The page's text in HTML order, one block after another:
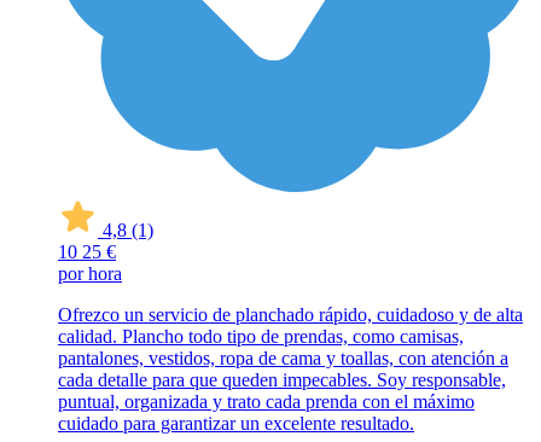
4,8 (1)
10 25 €
por hora
Ofrezco un servicio de planchado rápido, cuidadoso y de alta
calidad. Plancho todo tipo de prendas, como camisas,
pantalones, vestidos, ropa de cama y toallas, con atención a
cada detalle para que queden impecables. Soy responsable,
puntual, organizada y trato cada prenda con el máximo
cuidado para garantizar un excelente resultado.